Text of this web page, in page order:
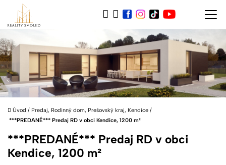
Úvod / Predaj, Rodinný dom, Prešovský kraj, Kendice /
***PREDANÉ*** Predaj RD v obci Kendice, 1200 m²
***PREDANÉ*** Predaj RD v obci
Kendice, 1200 m²